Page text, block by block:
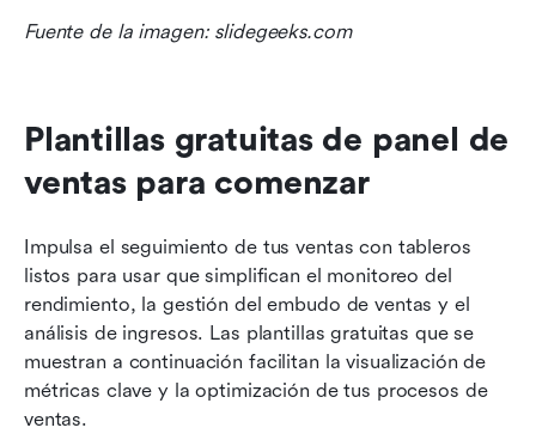
Fuente de la imagen: slidegeeks.com
Plantillas gratuitas de panel de
ventas para comenzar
Impulsa el seguimiento de tus ventas con tableros
listos para usar que simplifican el monitoreo del
rendimiento, la gestión del embudo de ventas y el
análisis de ingresos. Las plantillas gratuitas que se
muestran a continuación facilitan la visualización de
métricas clave y la optimización de tus procesos de
ventas.